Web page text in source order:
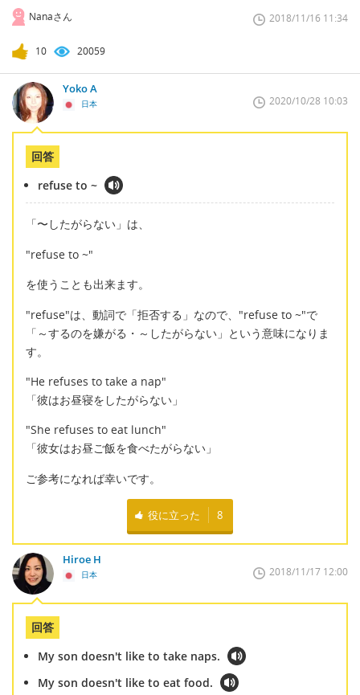
Nanaさん 2018/11/16 11:34
10 20059
Yoko A
日本 2020/10/28 10:03
回答
refuse to ~
「〜したがらない」は、
"refuse to ~"
を使うことも出来ます。
"refuse"は、動詞で「拒否する」なので、"refuse to ~"で
「～するのを嫌がる・～したがらない」という意味になりま
す。
"He refuses to take a nap"
「彼はお昼寝をしたがらない」
"She refuses to eat lunch"
「彼女はお昼ご飯を食べたがらない」
ご参考になれば幸いです。
役に立った 8
Hiroe H
日本 2018/11/17 12:00
回答
My son doesn't like to take naps.
My son doesn't like to eat food.